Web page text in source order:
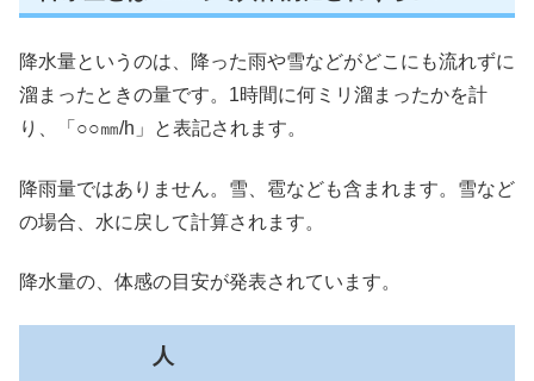
降水量というのは、降った雨や雪などがどこにも流れずに
溜まったときの量です。1時間に何ミリ溜まったかを計
り、「○○㎜/h」と表記されます。
降雨量ではありません。雪、雹なども含まれます。雪など
の場合、水に戻して計算されます。
降水量の、体感の目安が発表されています。
人